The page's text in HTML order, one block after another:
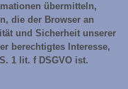
übermitteln,
die der Browser an
und Sicherheit unserer
berechtigtes Interesse,
1 lit. f DSGVO ist.